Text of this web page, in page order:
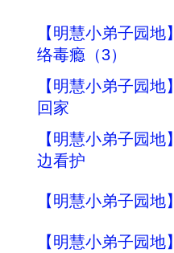
【明慧小弟子园
络毒瘾（3）
【明慧小弟子园
回家
【明慧小弟子园
边看护
【明慧小弟子园
【明慧小弟子园